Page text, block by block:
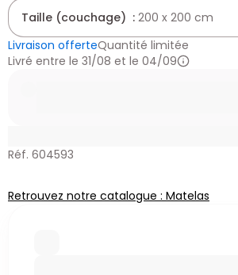
Taille (couchage) : 200 x 200 cm
Livraison offerteQuantité limitée
Livré entre le 31/08 et le 04/09
Réf. 604593
Retrouvez notre catalogue : Matelas